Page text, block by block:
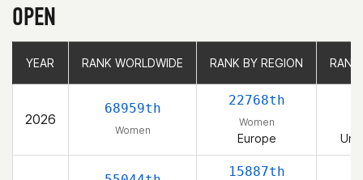
OPEN
YEAR RANK WORLDWIDE RANK BY REGION
2026
68959th
Women
22768th
Women
Europe
15887th
YEAR RANK WORLDWIDE RANK BY REGION